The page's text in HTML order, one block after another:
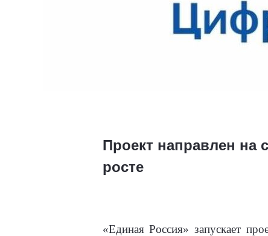
Проект направлен на
росте
«Единая Россия» запускает